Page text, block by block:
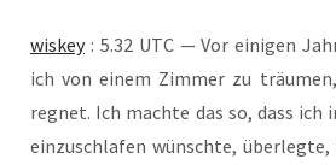
wis­key: 5.32 UTC — Vor eini­gen
ich von einem Zim­mer zu
reg­net. Ich mach­te das so, dass ich
ein­zu­schla­fen wünsch­te,